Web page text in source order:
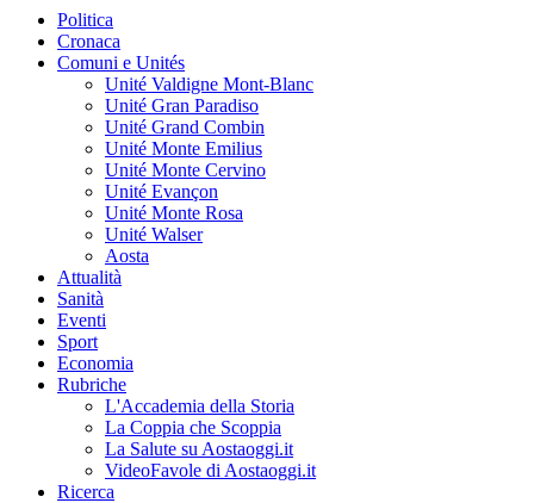
Politica
Cronaca
Comuni e Unités
Unité Valdigne Mont-Blanc
Unité Gran Paradiso
Unité Grand Combin
Unité Monte Emilius
Unité Monte Cervino
Unité Evançon
Unité Monte Rosa
Unité Walser
Aosta
Attualità
Sanità
Eventi
Sport
Economia
Rubriche
L'Accademia della Storia
La Coppia che Scoppia
La Salute su Aostaoggi.it
VideoFavole di Aostaoggi.it
Ricerca